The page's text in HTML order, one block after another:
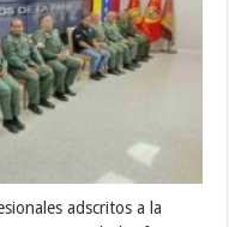
adscritos a la